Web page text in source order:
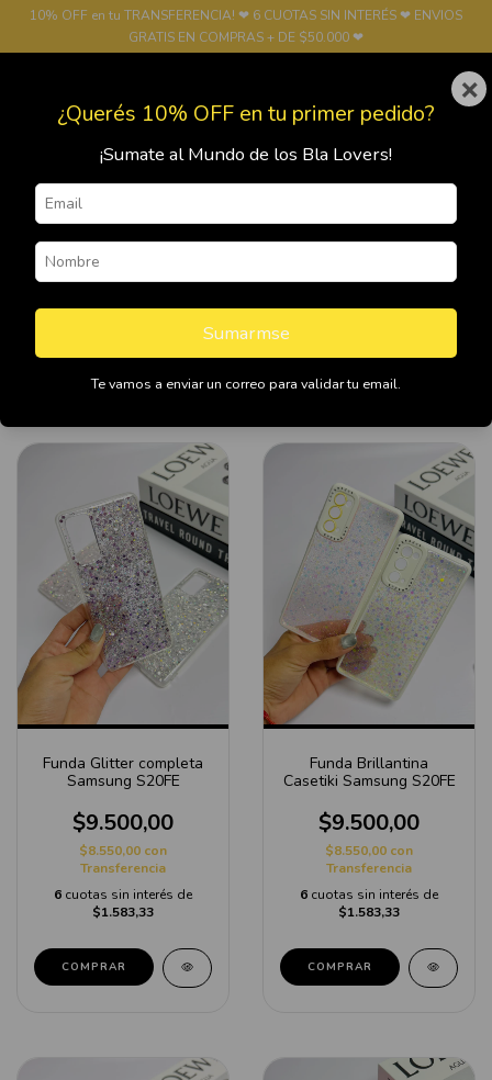
10% OFF en tu TRANSFERENCIA! ❤ 6 CUOTAS SIN INTERÉS ❤ ENVIOS
GRATIS EN COMPRAS + DE $50.000 ❤
0
Inicio > FUNDAS > Fundas Samsung > S20FE
S20FE
Funda Glitter completa
Samsung S20FE
$9.500,00
$8.550,00 con
Transferencia
6 cuotas sin interés de
$1.583,33
COMPRAR
Funda Brillantina
Casetiki Samsung S20FE
$9.500,00
$8.550,00 con
Transferencia
6 cuotas sin interés de
$1.583,33
COMPRAR
×
¿Querés 10% OFF en tu primer pedido?
¡Sumate al Mundo de los Bla Lovers!
Sumarmse
Te vamos a enviar un correo para validar tu email.